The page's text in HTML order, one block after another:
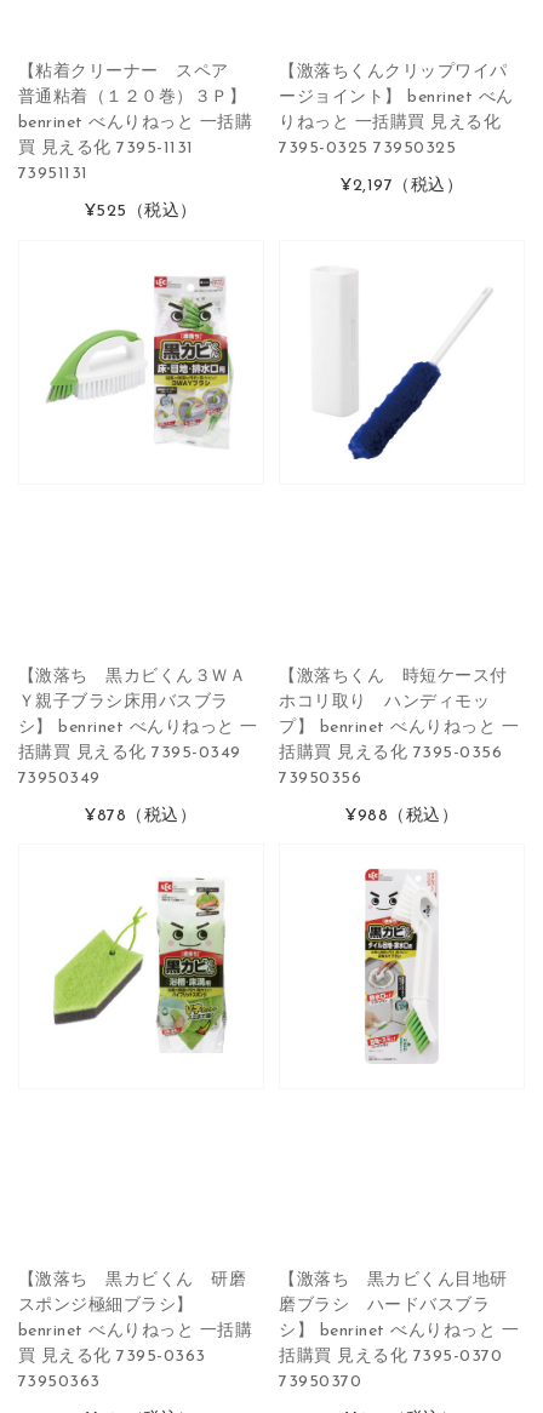
【粘着クリーナー スペア
普通粘着（１２０巻）３Ｐ】
benrinet べんりねっと 一括購
買 見える化 7395-1131
73951131
¥525 （税込）
【激落ちくんクリップワイパ
ージョイント】 benrinet べん
りねっと 一括購買 見える化
7395-0325 73950325
¥2,197 （税込）
【激落ち 黒カビくん３ＷＡ
Ｙ親子ブラシ床用バスブラ
シ】 benrinet べんりねっと 一
括購買 見える化 7395-0349
73950349
¥878 （税込）
【激落ちくん 時短ケース付
ホコリ取り ハンディモッ
プ】 benrinet べんりねっと 一
括購買 見える化 7395-0356
73950356
¥988 （税込）
【激落ち 黒カビくん 研磨
スポンジ極細ブラシ】
benrinet べんりねっと 一括購
買 見える化 7395-0363
73950363
【激落ち 黒カビくん目地研
磨ブラシ ハードバスブラ
シ】 benrinet べんりねっと 一
括購買 見える化 7395-0370
73950370